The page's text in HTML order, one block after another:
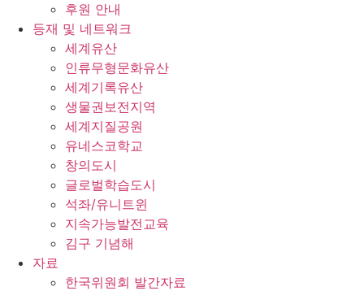
후원 안내
등재 및 네트워크
세계유산
인류무형문화유산
세계기록유산
생물권보전지역
세계지질공원
유네스코학교
창의도시
글로벌학습도시
석좌/유니트윈
지속가능발전교육
김구 기념해
자료
한국위원회 발간자료